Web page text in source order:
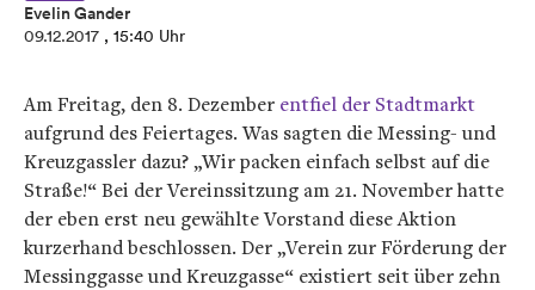
Evelin Gander
09.12.2017 , 15:40 Uhr
Am Freitag, den 8. Dezember entfiel der Stadtmarkt
aufgrund des Feiertages. Was sagten die Messing- und
Kreuzgassler dazu? „Wir packen einfach selbst auf die
Straße!“ Bei der Vereinssitzung am 21. November hatte
der eben erst neu gewählte Vorstand diese Aktion
kurzerhand beschlossen. Der „Verein zur Förderung der
Messinggasse und Kreuzgasse“ existiert seit über zehn